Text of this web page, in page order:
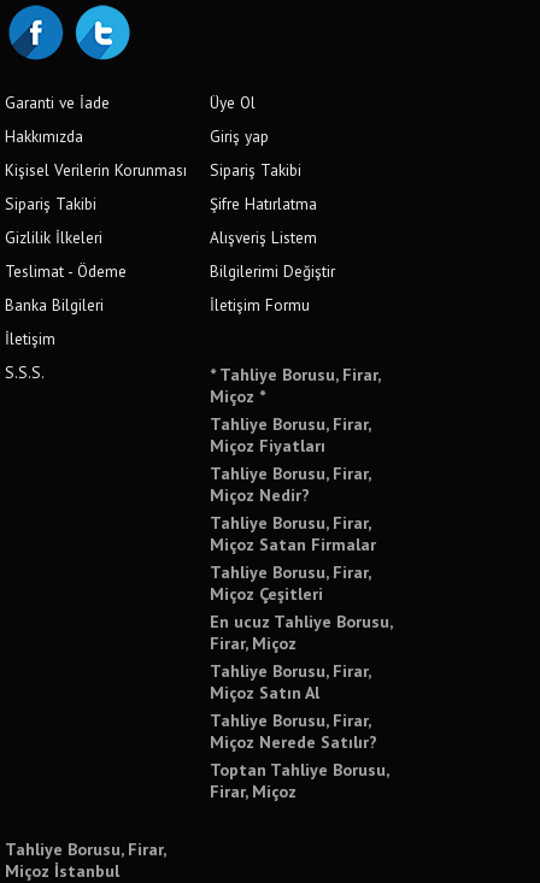
Garanti ve İade
Hakkımızda
Kişisel Verilerin Korunması
Sipariş Takibi
Gizlilik İlkeleri
Teslimat - Ödeme
Banka Bilgileri
İletişim
S.S.S.
Üye Ol
Giriş yap
Sipariş Takibi
Şifre Hatırlatma
Alışveriş Listem
Bilgilerimi Değiştir
İletişim Formu
* Tahliye Borusu, Firar,
Miçoz *
Tahliye Borusu, Firar,
Miçoz Fiyatları
Tahliye Borusu, Firar,
Miçoz Nedir?
Tahliye Borusu, Firar,
Miçoz Satan Firmalar
Tahliye Borusu, Firar,
Miçoz Çeşitleri
En ucuz Tahliye Borusu,
Firar, Miçoz
Tahliye Borusu, Firar,
Miçoz Satın Al
Tahliye Borusu, Firar,
Miçoz Nerede Satılır?
Toptan Tahliye Borusu,
Firar, Miçoz
Tahliye Borusu, Firar,
Miçoz İstanbul